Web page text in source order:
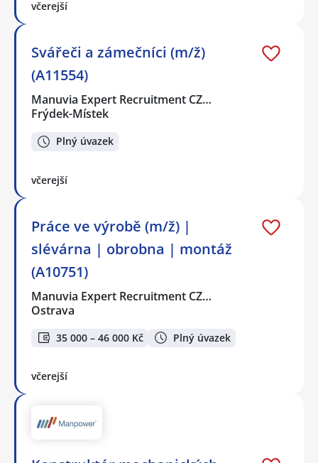
včerejší
Svářeči a zámečníci (m/ž)
(A11554)
Manuvia Expert Recruitment CZ…
Frýdek-Místek
Plný úvazek
včerejší
Práce ve výrobě (m/ž) |
slévárna | obrobna | montáž
(A10751)
Manuvia Expert Recruitment CZ…
Ostrava
35 000 – 46 000 Kč Plný úvazek
včerejší